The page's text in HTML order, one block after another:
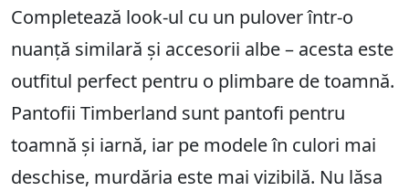
Completează look-ul cu un pulover într-o
nuanță similară și accesorii albe – acesta este
outfitul perfect pentru o plimbare de toamnă.
Pantofii Timberland sunt pantofi pentru
toamnă și iarnă, iar pe modele în culori mai
deschise, murdăria este mai vizibilă. Nu lăsa